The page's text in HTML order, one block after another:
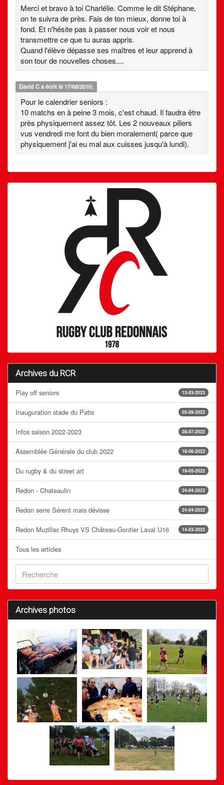
Merci et bravo à toi Charlélie. Comme le dit Stéphane,
on te suivra de près. Fais de ton mieux, donne toi à
fond. Et n'hésite pas à passer nous voir et nous
transmettre ce que tu auras appris.
Quand l'élève dépasse ses maîtres et leur apprend à
son tour de nouvelles choses....
David Ca écrit le 17/08/2010:
Pour le calendrier seniors :
10 matchs en à peine 3 mois, c'est chaud. Il faudra être
près physiquement assez tôt. Les 2 nouveaux piliers
vus vendredi me font du bien moralement( parce que
physiquement j'ai eu mal aux cuisses jusqu'à lundi).
Archives du RCR
13-03-2023
Play off seniors
05-09-2022
Inauguration stade du Patis
28-07-2022
Infos saison 2022-2023
18-06-2022
Assemblée Générale du club 2022
19-05-2022
Du rugby & du street art
24-04-2022
Redon - Chateaulin
24-04-2022
Redon serre Sérent mais dévisse
14-03-2022
Redon Muzillac Rhuys VS Château-Gontier Laval U16
Tous les articles
Archives photos